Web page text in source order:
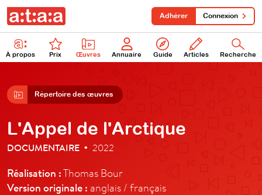
À propos Prix Œuvres Annuaire Guide Articles Recherche
Adhérer Connexion
Répertoire des œuvres
L'Appel de l'Arctique
DOCUMENTAIRE • 2022
Réalisation :Thomas Bour
Version originale : anglais / français